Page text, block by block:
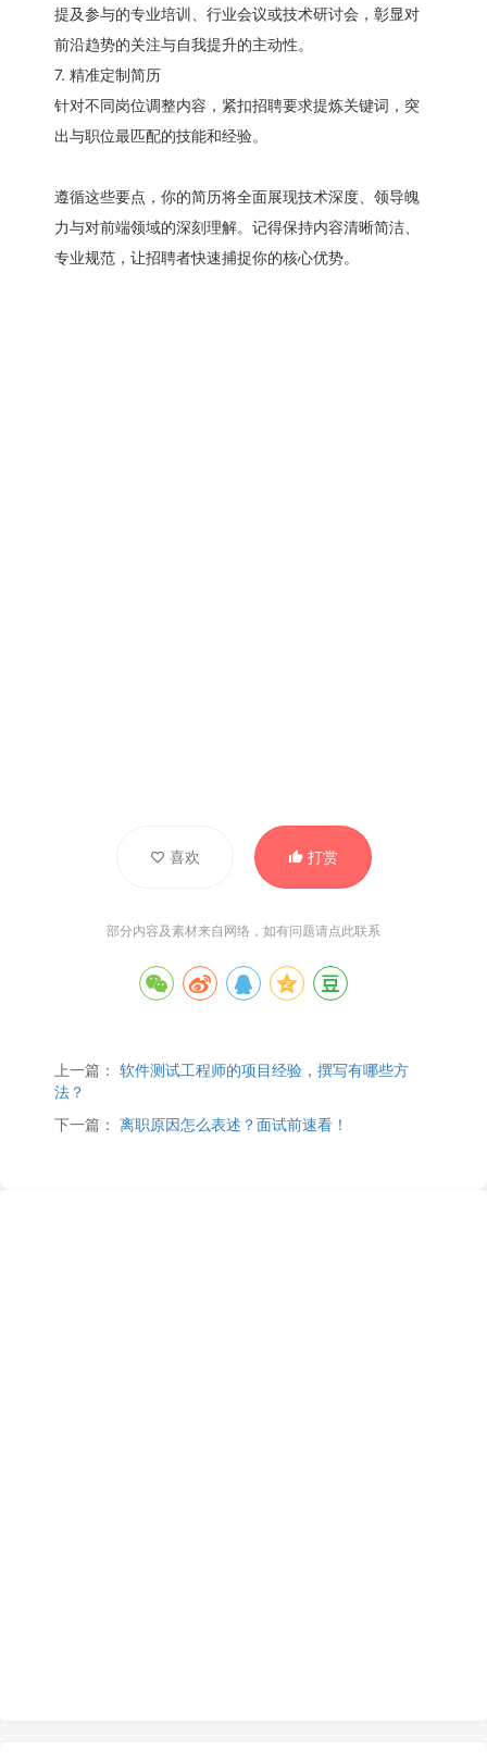
提及参与的专业培训、行业会议或技术研讨会，彰显对
前沿趋势的关注与自我提升的主动性。
7. 精准定制简历
针对不同岗位调整内容，紧扣招聘要求提炼关键词，突
出与职位最匹配的技能和经验。
遵循这些要点，你的简历将全面展现技术深度、领导魄
力与对前端领域的深刻理解。记得保持内容清晰简洁、
专业规范，让招聘者快速捕捉你的核心优势。
喜欢 打赏
部分内容及素材来自网络，如有问题请点此联系
上一篇： 软件测试工程师的项目经验，撰写有哪些方
法？
下一篇： 离职原因怎么表述？面试前速看！